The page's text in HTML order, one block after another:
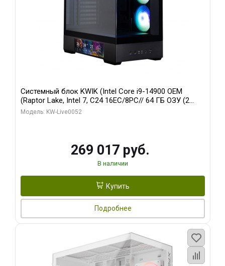
Системный блок KWIK (Intel Core i9-14900 OEM
(Raptor Lake, Intel 7, C24 16EC/8PC// 64 ГБ ОЗУ (2
модуля)/ Palit RTX5080 GAMINGPRO OC 16GB GDDR7
Модель: KW-Live0052
269 017 руб.
В наличии
Купить
Подробнее